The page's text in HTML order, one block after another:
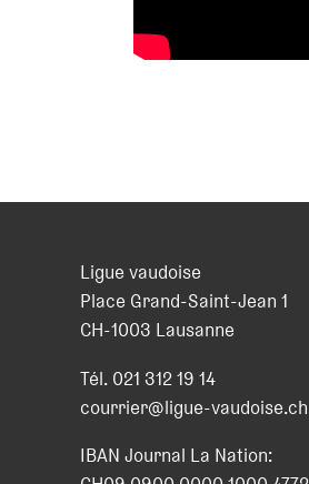
Ligue vaudoise
Place Grand-Saint-Jean 1
CH-1003 Lausanne
Tél.021 312 19 14
courrier@ligue-vaudoise.ch
IBAN Journal La Nation: